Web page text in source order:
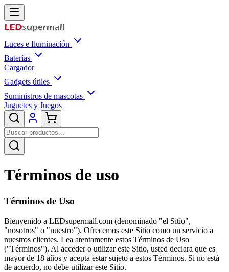
Luces e Iluminación
Baterías
Cargador
Gadgets útiles
Suministros de mascotas
Juguetes y Juegos
Términos de uso
Términos de Uso
Bienvenido a LEDsupermall.com (denominado "el Sitio",
"nosotros" o "nuestro"). Ofrecemos este Sitio como un servicio a
nuestros clientes. Lea atentamente estos Términos de Uso
("Términos"). Al acceder o utilizar este Sitio, usted declara que es
mayor de 18 años y acepta estar sujeto a estos Términos. Si no está
de acuerdo, no debe utilizar este Sitio.